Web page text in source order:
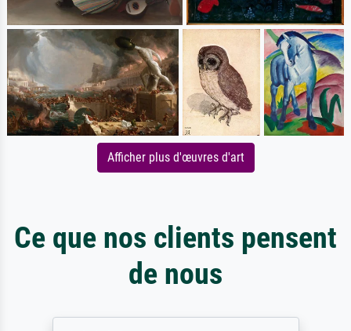
Afficher plus d'œuvres d'art
Ce que nos clients pensent
de nous